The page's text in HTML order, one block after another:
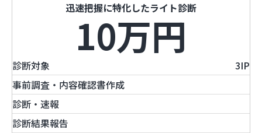
迅速把握に特化したライト診断
10万円
診断対象
3IP
事前調査・内容確認書作成
診断・速報
診断結果報告